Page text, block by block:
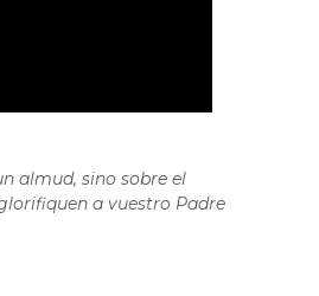
almud, sino sobre el
a vuestro Padre